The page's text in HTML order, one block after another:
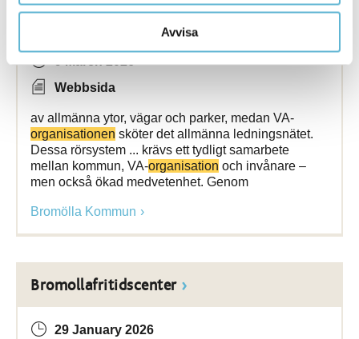
Avvisa
Översvämning & skyfallshantering
Webbsida
av allmänna ytor, vägar och parker, medan VA-
organisationen sköter det allmänna ledningsnätet.
Dessa rörsystem ... krävs ett tydligt samarbete
mellan kommun, VA-organisation och invånare –
men också ökad medvetenhet. Genom
Bromölla Kommun
Bromollafritidscenter
29 January 2026